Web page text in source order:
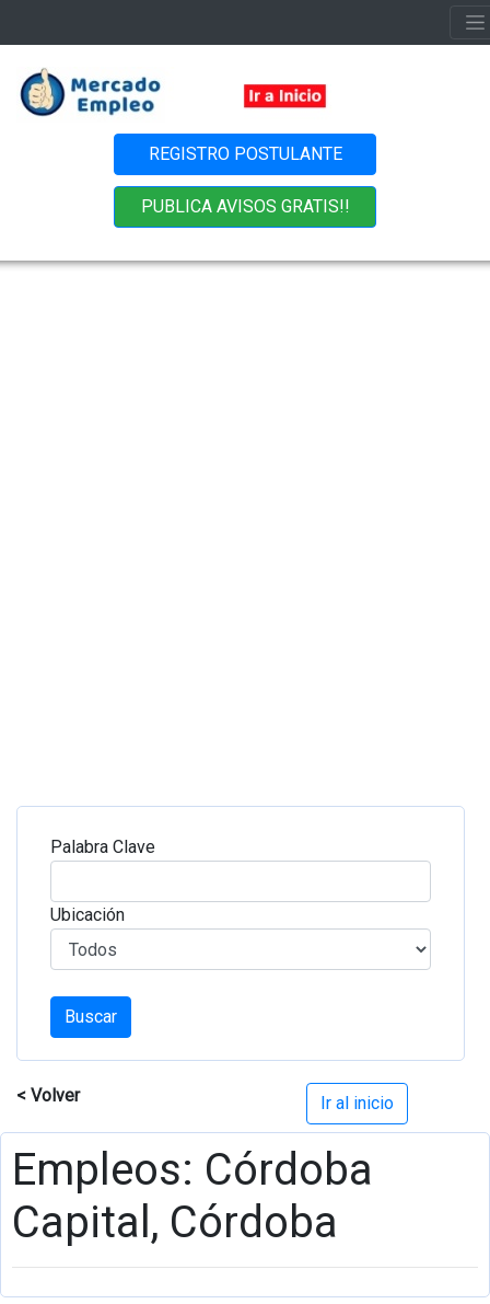
REGISTRO POSTULANTE
PUBLICA AVISOS GRATIS!!
Palabra Clave
Ubicación
Buscar
< Volver Ir al inicio
Empleos: Córdoba
Capital, Córdoba